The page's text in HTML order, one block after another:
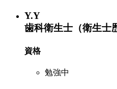
Y.Y
歯科衛生士（衛生士
資格
勉強中